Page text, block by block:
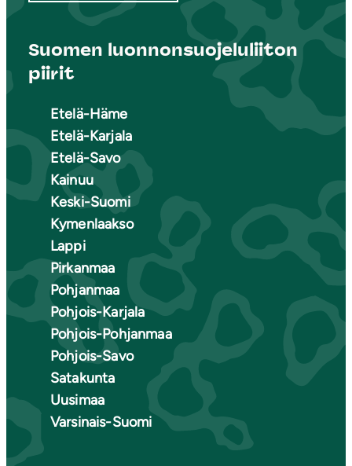
Suomen luonnonsuojeluliiton
piirit
Etelä-Häme
Etelä-Karjala
Etelä-Savo
Kainuu
Keski-Suomi
Kymenlaakso
Lappi
Pirkanmaa
Pohjanmaa
Pohjois-Karjala
Pohjois-Pohjanmaa
Pohjois-Savo
Satakunta
Uusimaa
Varsinais-Suomi